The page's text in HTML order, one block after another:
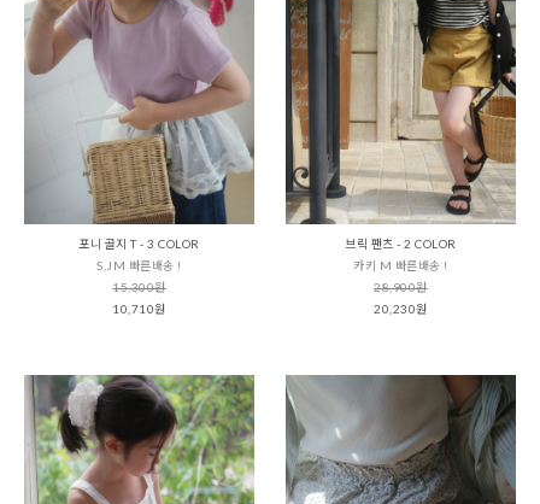
포니 골지 T - 3 COLOR
S,JM 빠른배송 !
15,300원
10,710원
브릭 팬츠 - 2 COLOR
카키 M 빠른배송 !
28,900원
20,230원